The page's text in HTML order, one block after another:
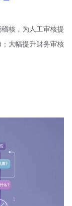
核，为人工审核提
大幅提升财务审核